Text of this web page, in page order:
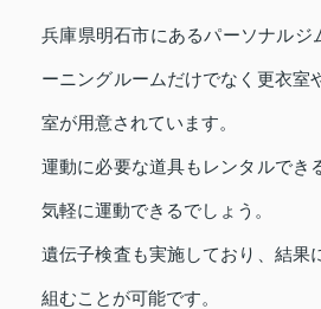
兵庫県明石市にあるパーソナルジ
ーニングルームだけでなく更衣室
室が用意されています。
運動に必要な道具もレンタルでき
気軽に運動できるでしょう。
遺伝子検査も実施しており、結果
組むことが可能です。